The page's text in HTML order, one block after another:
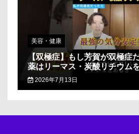
美容・健康
【双極症】もし芳賀が双極症
薬はリーマス・炭酸リチウム
2026年7月13日